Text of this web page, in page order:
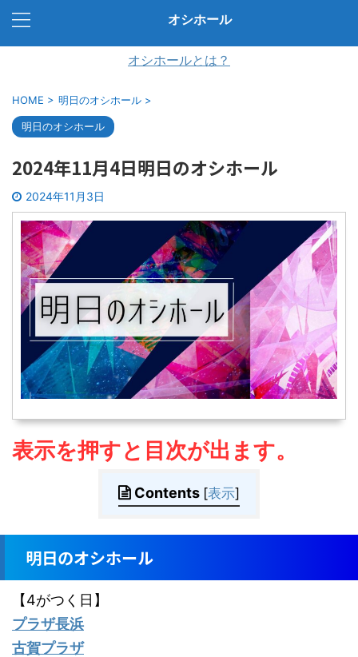
オシホール
オシホールとは？
HOME > 明日のオシホール >
明日のオシホール
2024年11月4日明日のオシホール
2024年11月3日
表示を押すと目次が出ます。
Contents [表示]
明日のオシホール
【4がつく日】
プラザ長浜
古賀プラザ